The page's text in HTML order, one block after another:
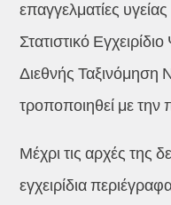
επαγγελματίες
Στατιστικό
Διεθνής
τροποποιηθεί με
Μέχρι τις αρχές της
εγχειρίδια